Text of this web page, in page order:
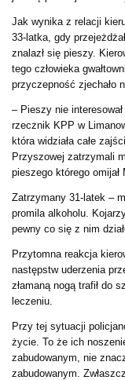
Jak wynika z relacji
33-latka, gdy
znalazł się pieszy.
tego człowieka
przyczepność zjechało
– Pieszy nie
rzecznik KPP w
która widziała całe
Przyszowej zatrzymali
pieszego którego omijał
Zatrzymany 31-latek –
promila alkoholu.
pewny co się z nim
Przytomna reakcja
następstw uderzenia
złamaną nogą trafił do
leczeniu.
Przy tej sytuacji
życie. To że ich
zabudowanym, nie
zabudowanym.